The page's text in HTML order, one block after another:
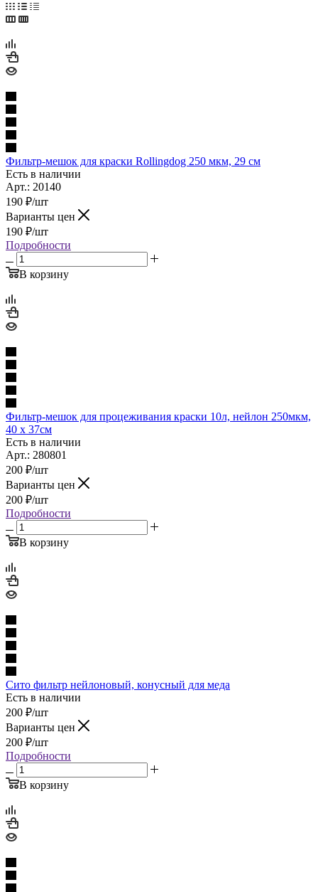
Фильтр-мешок для краски Rollingdog 250 мкм, 29 см
Есть в наличии
Арт.: 20140
190 ₽/шт
Варианты цен
190 ₽/шт
Подробности
В корзину
Фильтр-мешок для процеживания краски 10л, нейлон 250мкм,
40 х 37см
Есть в наличии
Арт.: 280801
200 ₽/шт
Варианты цен
200 ₽/шт
Подробности
В корзину
Сито фильтр нейлоновый, конусный для меда
Есть в наличии
200 ₽/шт
Варианты цен
200 ₽/шт
Подробности
В корзину